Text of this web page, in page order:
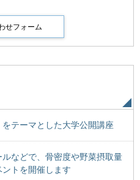
をテーマとした大学公開講座
などで、骨密度や野菜摂取量
トを開催します